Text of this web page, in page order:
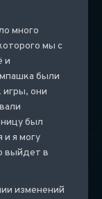
много
мы с
и
были
игры, они
был
я могу
выйдет в
изменений